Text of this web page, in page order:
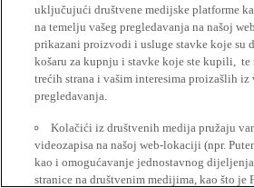
uključujući društvene medijske platforme
na temelju vašeg pregledavanja na našoj
prikazani proizvodi i usluge stavke koje su
košaru za kupnju i stavke koje ste kupili, te
trećih strana i vašim interesima proizašlih iz
pregledavanja.
Kolačići iz društvenih medija pružaju
videozapisa na našoj web-lokaciji (npr.
kao i omogućavanje jednostavnog dijeljenja
stranice na društvenim medijima, kao što je